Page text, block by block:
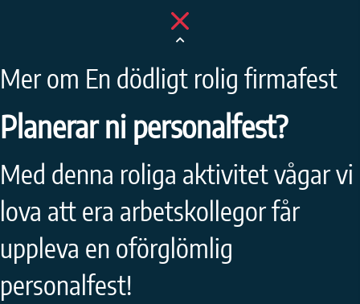
Mer om En dödligt rolig firmafest
Planerar ni personalfest?
Med denna roliga aktivitet vågar vi
lova att era arbetskollegor får
uppleva en oförglömlig
personalfest!